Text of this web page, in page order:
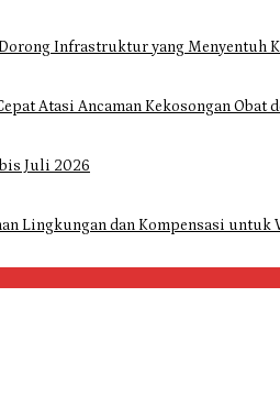
Infrastruktur yang Menyentuh
Atasi Ancaman Kekosongan Obat
Juli 2026
Lingkungan dan Kompensasi untuk